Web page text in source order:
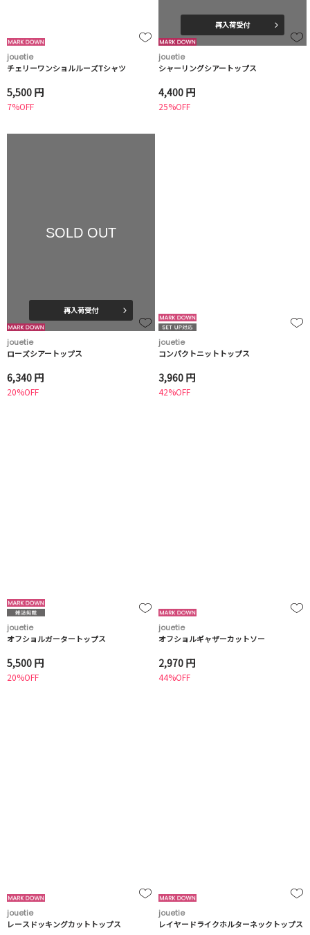
jouetie
チェリーワンショルルーズTシャツ
5,500 円
7%OFF
再入荷受付
jouetie
シャーリングシアートップス
4,400 円
25%OFF
SOLD OUT
再入荷受付
jouetie
ローズシアートップス
6,340 円
20%OFF
jouetie
コンパクトニットトップス
3,960 円
42%OFF
jouetie
オフショルガータートップス
5,500 円
20%OFF
jouetie
オフショルギャザーカットソー
2,970 円
44%OFF
jouetie
レースドッキングカットトップス
jouetie
レイヤードライクホルターネックトップス